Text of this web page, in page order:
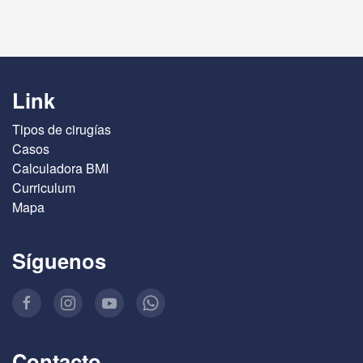
Link
Tipos de cirugías
Casos
Calculadora BMI
Curriculum
Mapa
Síguenos